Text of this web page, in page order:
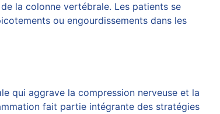
la colonne vertébrale. Les patients se
ou engourdissements dans les
qui aggrave la compression nerveuse et la
fait partie intégrante des stratégies